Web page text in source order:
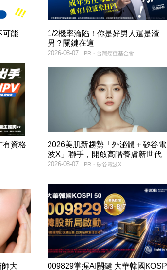
可能
1/2機率淪陷！你是好男人還是渣
男？關鍵在這
PR・台灣癌症基金會
2026-08-07
有資格
2026美肌新趨勢「外泌體＋矽谷電
波X」聯手，開啟高階養膚新世代
PR・矽谷電波X
2026-08-07
大
009829掌握AI關鍵 大華韓國KOSPI